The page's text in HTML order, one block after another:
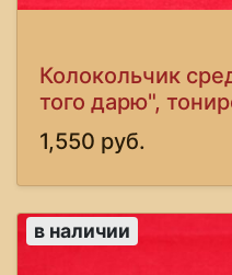
Колокольчик
того дарю",
1,550 руб.
в наличии